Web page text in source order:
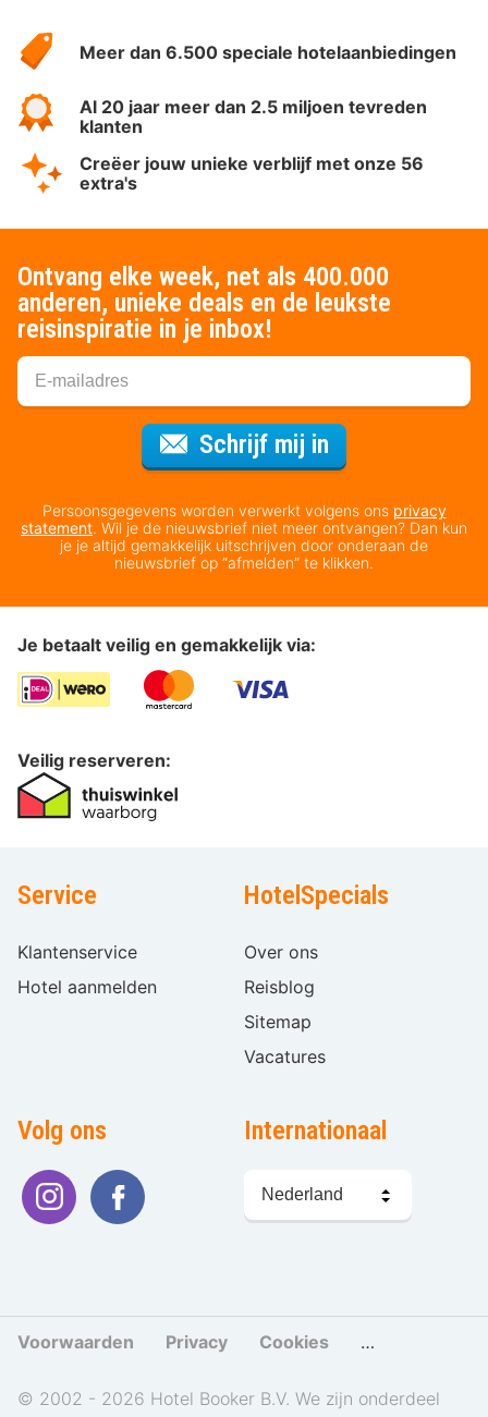
HotelSpecials
Meer dan 6.500 speciale hotelaanbiedingen
Al 20 jaar meer dan 2.5 miljoen tevreden
klanten
Creëer jouw unieke verblijf met onze 56
extra's
Ontvang elke week, net als 400.000
anderen, unieke deals en de leukste
reisinspiratie in je inbox!
Schrijf mij in
Persoonsgegevens worden verwerkt volgens ons privacy
statement. Wil je de nieuwsbrief niet meer ontvangen? Dan kun
je je altijd gemakkelijk uitschrijven door onderaan de
nieuwsbrief op “afmelden” te klikken.
Je betaalt veilig en gemakkelijk via:
Veilig reserveren:
Service
Klantenservice
Hotel aanmelden
HotelSpecials
Over ons
Reisblog
Sitemap
Vacatures
Volg ons Internationaal
kiezen
Voorwaarden Privacy Cookies Cookies
© 2002 - 2026 Hotel Booker B.V. We zijn onderdeel